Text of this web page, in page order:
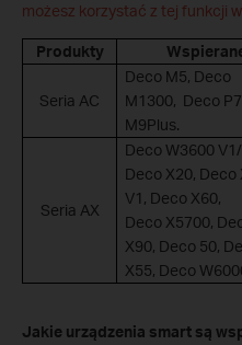
możesz korzystać z tej funkcji
Produkty
Seria AC
Deco M5, Deco
M1300, Deco
M9Plus.
Seria AX
Deco W3600
Deco X20, Deco
V1, Deco X60,
Deco X5700,
X90, Deco 50,
X55, Deco
Jakie urządzenia smart są